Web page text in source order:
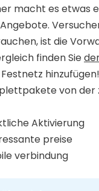
macht es etwas
ist die
finden Sie
von der
Aktivierung
preise
verbindung